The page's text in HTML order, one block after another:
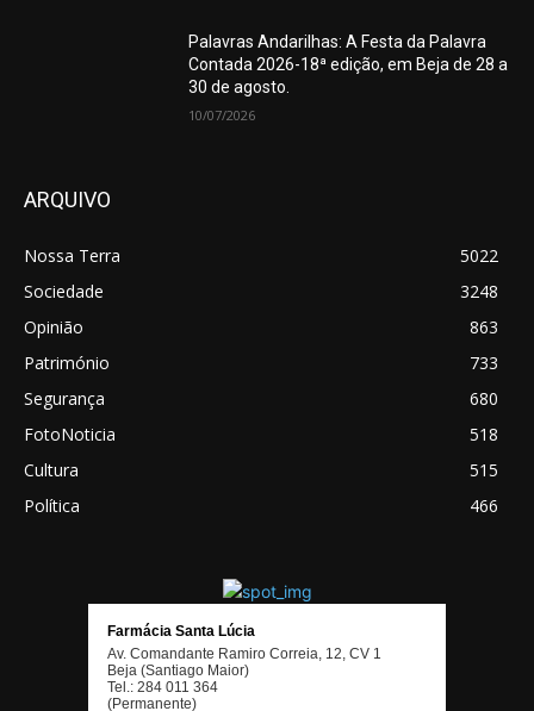
Palavras Andarilhas: A Festa da Palavra
Contada 2026-18ª edição, em Beja de 28 a
30 de agosto.
10/07/2026
ARQUIVO
Nossa Terra
5022
Sociedade
3248
Opinião
863
Património
733
Segurança
680
FotoNoticia
518
Cultura
515
Política
466